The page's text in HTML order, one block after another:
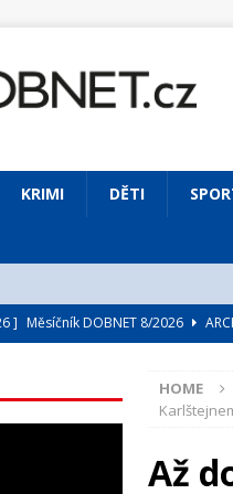
KRIMI DĚTI
] Měsíčník DOBNET 8/2026
] Jednou Slavoj, vždycky Slavoj!
Výjimečný zážitek: mexické
HOME
Až